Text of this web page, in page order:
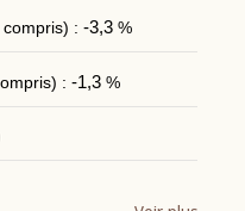
: -3,3%
: -1,3%